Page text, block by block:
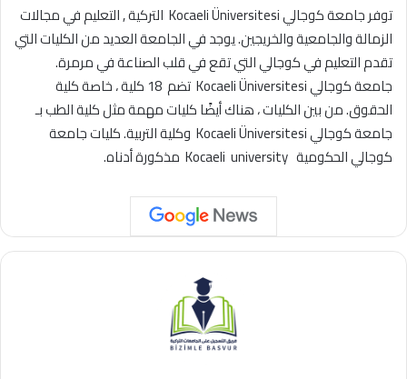
توفر جامعة كوجالي Kocaeli Üniversitesi التركية , التعليم في مجالات
الزمالة والجامعية والخريجين. يوجد في الجامعة العديد من الكليات التي
تقدم التعليم في كوجالي التي تقع في قلب الصناعة في مرمرة.
جامعة كوجالي Kocaeli Üniversitesi تضم 18 كلية ، خاصة كلية
الحقوق. من بين الكليات ، هناك أيضًا كليات مهمة مثل كلية الطب بـ
جامعة كوجالي Kocaeli Üniversitesi وكلية التربية. كليات جامعة
كوجالي الحكومية Kocaeli university مذكورة أدناه.